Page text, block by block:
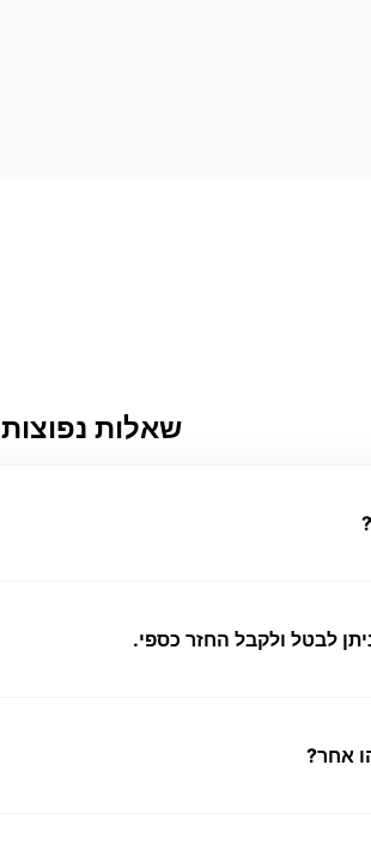
שאלות נפוצות
לבטל ולקבל החזר כספי.
אחר?